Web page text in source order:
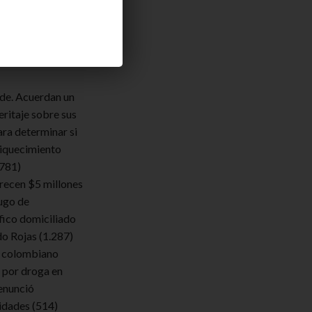
Acuerdan un
sobre sus
determinar si
$5 millones
de
domiciliado
Rojas (1.287)
droga en
(514)